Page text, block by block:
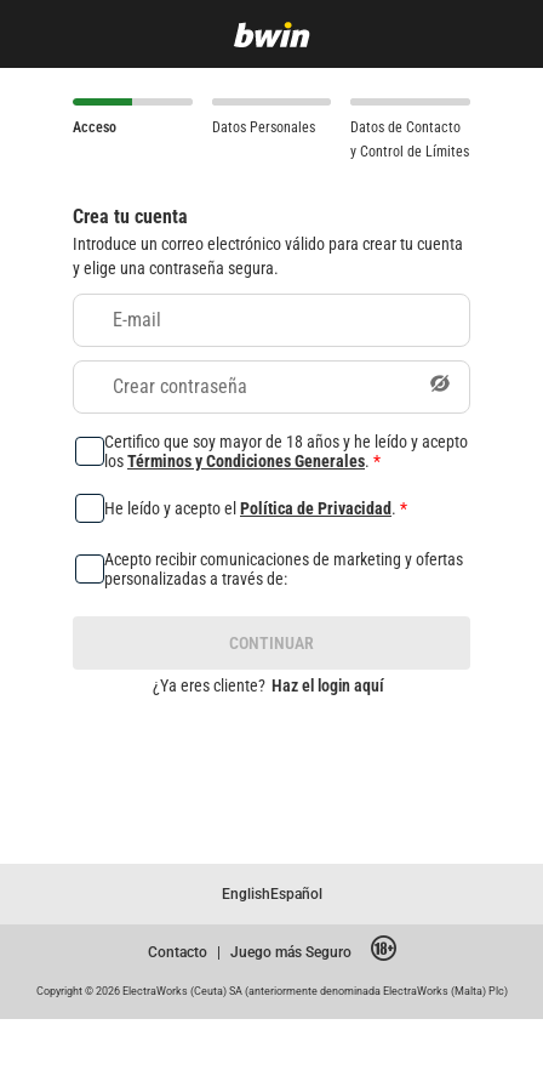
Acceso Datos Personales
Datos de Contacto
y Control de Límites
Crea tu cuenta
Introduce un correo electrónico válido para crear tu cuenta
y elige una contraseña segura.
E-mail
Crear contraseña
Certifico que soy mayor de 18 años y he leído y acepto
losTérminos y Condiciones Generales. *
He leído y acepto el Política de Privacidad. *
Acepto recibir comunicaciones de marketing y ofertas
personalizadas a través de:
CONTINUAR
¿Ya eres cliente? Haz el login aquí
English Español
Contacto Juego más Seguro
Copyright © 2026 ElectraWorks (Ceuta) SA (anteriormente denominada ElectraWorks (Malta) Plc)